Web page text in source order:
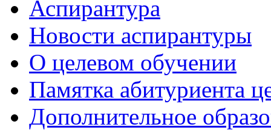
Аспирантура
Новости аспирантуры
О целевом обучении
Памятка абитуриента
Дополнительное